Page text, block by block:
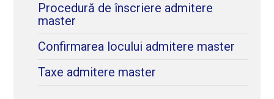
Procedură de înscriere admitere
master
Confirmarea locului admitere master
Taxe admitere master